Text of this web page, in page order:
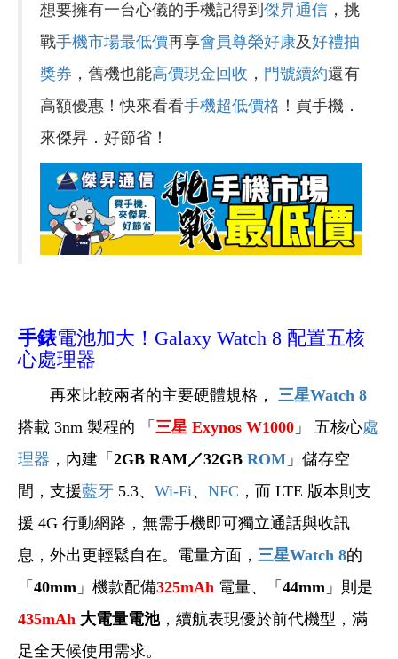
想要擁有一台心儀的手機記得到 傑昇通信 ，挑
戰手機市場最低價再享會員尊榮好康及好禮抽
獎券 ，舊機也能高價現金回收 ， 門號續約還有
高額優惠！快來看看手機超低價格 ！買手機．
來傑昇．好節省！
手錶電池加大！Galaxy Watch 8 配置五核
心處理器
再來比較兩者的主要硬體規格，
三星Watch 8
搭載 3nm 製程的 「 三星 Exynos W1000 」 五核心處
理器 ，內建「 2GB RAM／32GB ROM 」儲存空
間，支援藍牙 5.3、 Wi-Fi、 NFC ，而 LTE 版本則支
援 4G 行動網路，無需手機即可獨立通話與收訊
息，外出更輕鬆自在。電量方面， 三星Watch 8的
「 40mm 」機款配備325mAh 電量、「 44mm 」則是
435mAh 大電量電池 ，續航表現優於前代機型，滿
足全天候使用需求。